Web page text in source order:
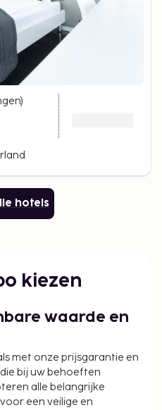
)
hotels
kiezen
waarde en
met onze prijsgarantie en
bij uw behoeften
alle belangrijke
een veilige en